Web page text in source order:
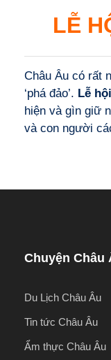
LỄ
Châu Âu có rất
‘phá đảo’. Lễ
hiện và gìn giữ
và con người
Chuyện Châu
Du Lịch Châu Âu
Tin tức Châu Âu
Ẩm thực Châu Âu